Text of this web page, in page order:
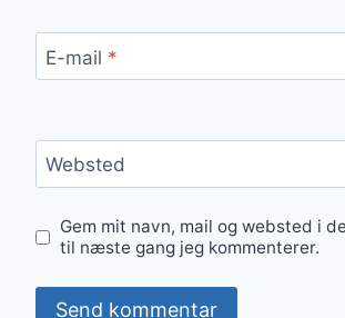
E-mail *
Websted
Gem mit navn, mail og websted i
til næste gang jeg kommenterer.